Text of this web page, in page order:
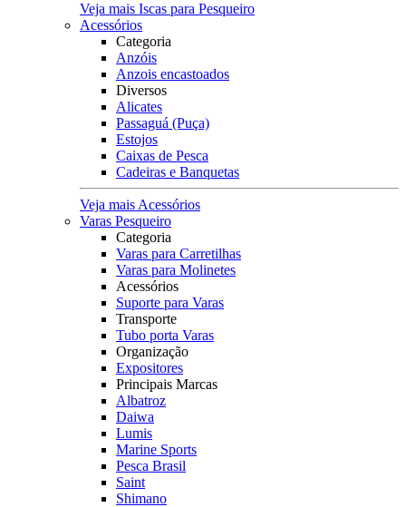
Veja mais Iscas para Pesqueiro
Acessórios
Categoria
Anzóis
Anzois encastoados
Diversos
Alicates
Passaguá (Puça)
Estojos
Caixas de Pesca
Cadeiras e Banquetas
Veja mais Acessórios
Varas Pesqueiro
Categoria
Varas para Carretilhas
Varas para Molinetes
Acessórios
Suporte para Varas
Transporte
Tubo porta Varas
Organização
Expositores
Principais Marcas
Albatroz
Daiwa
Lumis
Marine Sports
Pesca Brasil
Saint
Shimano